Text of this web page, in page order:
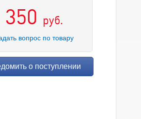
350 руб.
вопрос по товару
о поступлении